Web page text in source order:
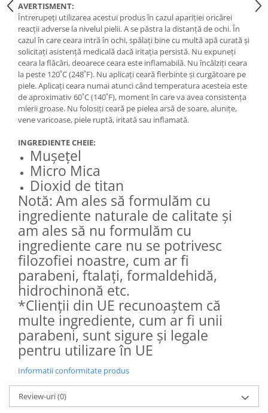
AVERTISMENT:
Întrerupeți utilizarea acestui produs în cazul apariției oricărei
reacții adverse la nivelul pielii. A se păstra la distanță de ochi. În
cazul în care ceara intră în ochi, spălați bine cu multă apă curată și
solicitați asistență medicală dacă iritația persistă. Nu expuneți
ceara la flăcări, deoarece ceara este inflamabilă. Nu încălziți ceara
la peste 120˚C (248˚F). Nu aplicați ceară fierbinte și curgătoare pe
piele. Aplicați ceara numai atunci când temperatura acesteia este
de aproximativ 60˚C (140˚F), moment în care va avea consistența
mierii groase. Nu folosiți ceară pe pielea arsă de soare, alunițe,
vene varicoase, piele ruptă, iritată sau inflamată.
INGREDIENTE CHEIE:
Mușețel
Micro Mica
Dioxid de titan
Notă: Am ales să formulăm cu
ingrediente naturale de calitate și
am ales să nu formulăm cu
ingrediente care nu se potrivesc
filozofiei noastre, cum ar fi
parabeni, ftalați, formaldehidă,
hidrochinonă etc.
*Clienții din UE recunoaștem că
multe ingrediente, cum ar fi unii
parabeni, sunt sigure și legale
pentru utilizare în UE
Informatii conformitate produs
Review-uri(0)